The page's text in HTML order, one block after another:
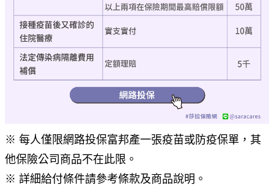
※ 每人僅限網路投保富邦產一張疫苗或防疫保單，其
他保險公司商品不在此限。
※ 詳細給付條件請參考條款及商品說明。